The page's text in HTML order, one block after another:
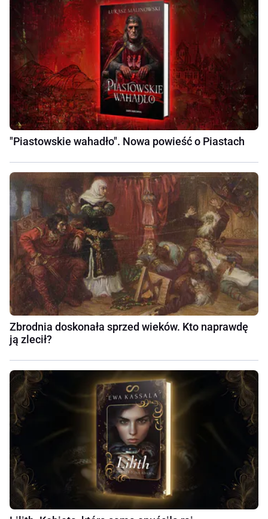
"Piastowskie wahadło". Nowa powieść o Piastach
Zbrodnia doskonała sprzed wieków. Kto naprawdę
ją zlecił?